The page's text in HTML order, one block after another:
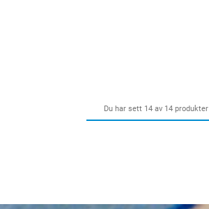
Du har sett 14 av 14 produkter